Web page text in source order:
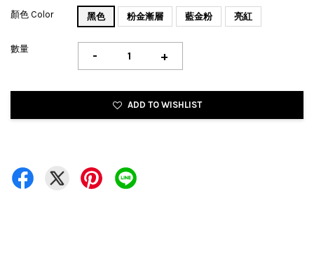
顏色 Color 黑色 粉金漸層 藍金粉 亮紅
數量 - +
ADD TO WISHLIST